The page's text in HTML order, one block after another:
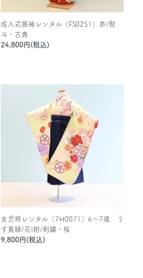
成人式振袖レンタル（FS0251）赤/熨
斗・古典
24,800円(税込)
女児袴レンタル（7H0071）6～7歳 う
す黄緑/花|紺/刺繍・桜
9,800円(税込)